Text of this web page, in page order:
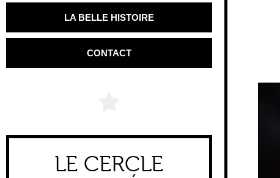
LA BELLE HISTOIRE
CONTACT
LE CERCLE